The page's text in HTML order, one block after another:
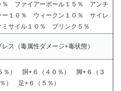
％ ファイアーボール１５％ アンチ
ー１０％ ウィークン１０％ サイレ
サイル１０％ ブリンク５％
ス（毒属性ダメージ+毒状態）
％） 胴+６（４０％） 脚+６（３
） 足+６（５％）